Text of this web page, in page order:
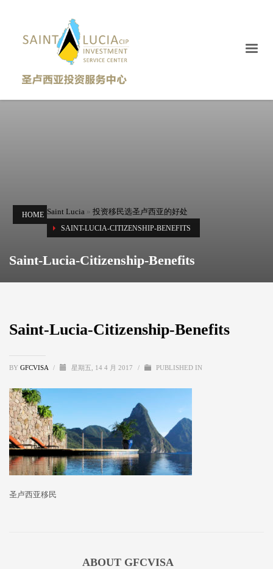
HOME Saint Lucia » 投资移民选圣卢西亚的好处
SAINT-LUCIA-CITIZENSHIP-BENEFITS
Saint-Lucia-Citizenship-Benefits
Saint-Lucia-Citizenship-Benefits
BY GFCVISA / 星期五, 14 4 月 2017 / PUBLISHED IN
圣卢西亚移民
ABOUT GFCVISA